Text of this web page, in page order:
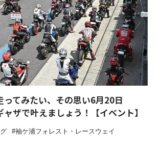
ってみたい、その思い6月20日
ャザで叶えましょう！【イベント】
袖ケ浦フォレスト・レースウェイ